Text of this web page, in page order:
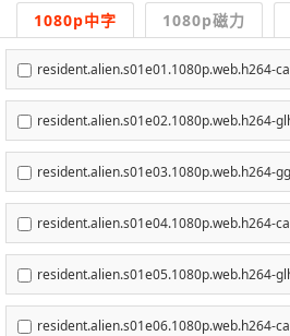
1080p中字 1080p磁力
resident.alien.s01e01.1080p.web.h264-
resident.alien.s01e02.1080p.web.h264-
resident.alien.s01e03.1080p.web.h264-
resident.alien.s01e04.1080p.web.h264-
resident.alien.s01e05.1080p.web.h264-
4
resident.alien.s01e06.1080p.web.h264-